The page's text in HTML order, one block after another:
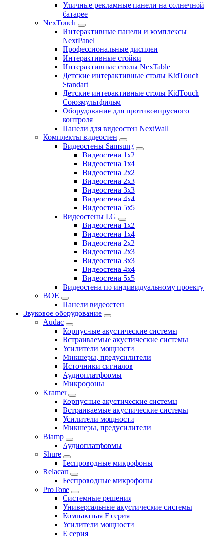
Уличные рекламные панели на солнечной
батарее
NexTouch
Интерактивные панели и комплексы
NextPanel
Профессиональные дисплеи
Интерактивные стойки
Интерактивные столы NexTable
Детские интерактивные столы KidTouch
Standart
Детские интерактивные столы KidTouch
Союзмультфильм
Оборудование для противовирусного
контроля
Панели для видеостен NextWall
Комплекты видеостен
Видеостены Samsung
Видеостена 1x2
Видеостена 1x4
Видеостена 2x2
Видеостена 2х3
Видеостена 3x3
Видеостена 4x4
Видеостена 5x5
Видеостены LG
Видеостена 1x2
Видеостена 1x4
Видеостена 2x2
Видеостена 2x3
Видеостена 3x3
Видеостена 4x4
Видеостена 5x5
Видеостена по индивидуальному проекту
BOE
Панели видеостен
Звуковое оборудование
Audac
Корпусные акустические системы
Встраиваемые акустические системы
Усилители мощности
Микшеры, предусилители
Источники сигналов
Аудиоплатформы
Микрофоны
Kramer
Корпусные акустические системы
Встраиваемые акустические системы
Усилители мощности
Микшеры, предусилители
Biamp
Аудиоплатформы
Shure
Беспроводные микрофоны
Relacart
Беспроводные микрофоны
ProTone
Системные решения
Универсальные акустические системы
Компактная F серия
Усилители мощности
E серия